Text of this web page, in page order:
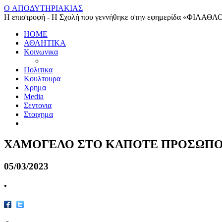
O ΑΠΟΔΥΤΗΡΙΑΚΙΑΣ
Η επιστροφή - Η Σχολή που γεννήθηκε στην εφημερίδα
HOME
ΑΘΛΗΤΙΚΑ
Κοινωνικα
Πολιτικα
Κουλτουρα
Χρημα
Media
Σεντονια
Στοιχημα
ΧΑΜΟΓΕΛΟ ΣΤΟ ΚΑΠΟΤΕ ΠΡΟΣΩΠΟ
05/03/2023
•